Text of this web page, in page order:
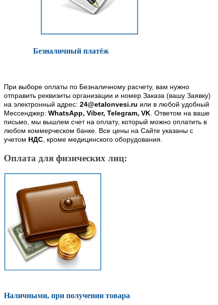
Безналичный платёж
При выборе оплаты по Безналичному расчету, вам нужно
отправить реквизиты организации и номер Заказа (вашу Заявку)
на электронный адрес: 24@etalonvesi.ru или в любой удобный
Мессенджер: WhatsApp, Viber, Telegram, VK. Ответом на ваше
письмо, мы вышлем счет на оплату, который можно оплатить в
любом коммерческом банке. Все цены на Сайте указаны с
учетом НДС, кроме медицинского оборудования.
Оплата для физических лиц:
Наличными, при получении товара